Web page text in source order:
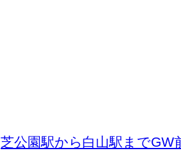
芝公園駅から白山駅までGW